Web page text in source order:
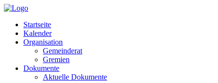
Startseite
Kalender
Organisation
Gemeinderat
Gremien
Dokumente
Aktuelle Dokumente